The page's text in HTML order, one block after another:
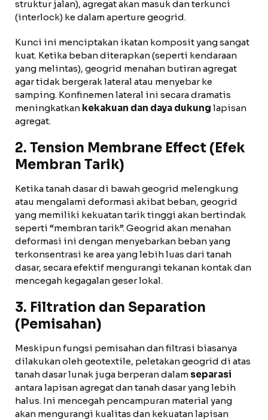
struktur jalan), agregat akan masuk dan terkunci
(interlock) ke dalam aperture geogrid.
Kunci ini menciptakan ikatan komposit yang sangat
kuat. Ketika beban diterapkan (seperti kendaraan
yang melintas), geogrid menahan butiran agregat
agar tidak bergerak lateral atau menyebar ke
samping. Konfinemen lateral ini secara dramatis
meningkatkan kekakuan dan daya dukung lapisan
agregat.
2. Tension Membrane Effect (Efek
Membran Tarik)
Ketika tanah dasar di bawah geogrid melengkung
atau mengalami deformasi akibat beban, geogrid
yang memiliki kekuatan tarik tinggi akan bertindak
seperti “membran tarik”. Geogrid akan menahan
deformasi ini dengan menyebarkan beban yang
terkonsentrasi ke area yang lebih luas dari tanah
dasar, secara efektif mengurangi tekanan kontak dan
mencegah kegagalan geser lokal.
3. Filtration dan Separation
(Pemisahan)
Meskipun fungsi pemisahan dan filtrasi biasanya
dilakukan oleh geotextile, peletakan geogrid di atas
tanah dasar lunak juga berperan dalam separasi
antara lapisan agregat dan tanah dasar yang lebih
halus. Ini mencegah pencampuran material yang
akan mengurangi kualitas dan kekuatan lapisan